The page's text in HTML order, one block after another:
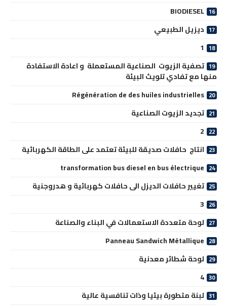
BIODIESEL
ديزيل الطبيعي
1
تصفية الزيوت الصناعية المستعملة و اعادة الاستفادة
منها مع تفادي تلويث البيئة
Régénération de des huiles industrielles
تجديد الزيوت الصناعية
2
انتاج حافلات صديقة للبيئة تعتمد على الطاقة الكهربائية
transformation bus diesel en bus électrique
تغيير حافلات الديزل الى حافلات كهربائية و هدروجنية
3
لوحة متعددة الاستعمالات في البناء والصناعة
Panneau Sandwich Métallique
لوحة شطائر معدنية
4
لبنة متطورة بيئيا وذات تنافسية عالية